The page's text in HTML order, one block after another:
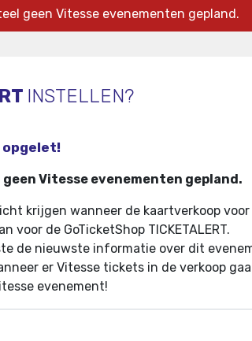
geen Vitesse evenementen gepland.
INSTELLEN?
Vitesse evenementen gepland.
krijgen wanneer de kaartverkoop voor
voor de GoTicketShop TICKETALERT.
de nieuwste informatie over dit
er Vitesse tickets in de verkoop
evenement!